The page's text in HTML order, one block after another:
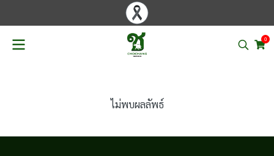
0
ไม่พบผลลัพธ์